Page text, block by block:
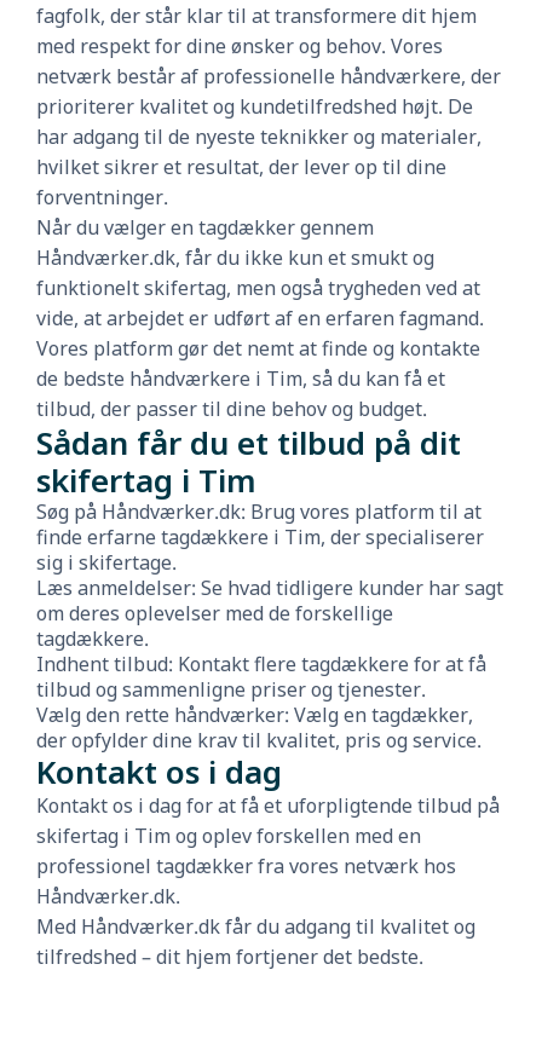
fagfolk, der står klar til at transformere dit hjem
med respekt for dine ønsker og behov. Vores
netværk består af professionelle håndværkere, der
prioriterer kvalitet og kundetilfredshed højt. De
har adgang til de nyeste teknikker og materialer,
hvilket sikrer et resultat, der lever op til dine
forventninger.
Når du vælger en tagdækker gennem
Håndværker.dk, får du ikke kun et smukt og
funktionelt skifertag, men også trygheden ved at
vide, at arbejdet er udført af en erfaren fagmand.
Vores platform gør det nemt at finde og kontakte
de bedste håndværkere i Tim, så du kan få et
tilbud, der passer til dine behov og budget.
Sådan får du et tilbud på dit
skifertag i Tim
Søg på Håndværker.dk: Brug vores platform til at
finde erfarne tagdækkere i Tim, der specialiserer
sig i skifertage.
Læs anmeldelser: Se hvad tidligere kunder har sagt
om deres oplevelser med de forskellige
tagdækkere.
Indhent tilbud: Kontakt flere tagdækkere for at få
tilbud og sammenligne priser og tjenester.
Vælg den rette håndværker: Vælg en tagdækker,
der opfylder dine krav til kvalitet, pris og service.
Kontakt os i dag
Kontakt os i dag for at få et uforpligtende tilbud på
skifertag i Tim og oplev forskellen med en
professionel tagdækker fra vores netværk hos
Håndværker.dk.
Med Håndværker.dk får du adgang til kvalitet og
tilfredshed – dit hjem fortjener det bedste.